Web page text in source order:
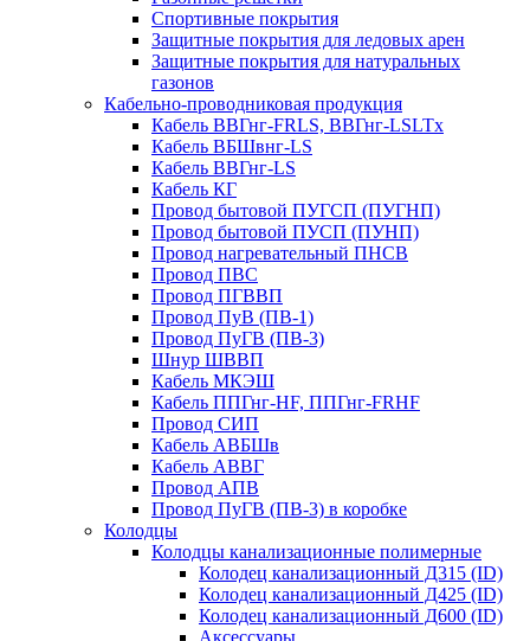
Спортивные покрытия
Защитные покрытия для ледовых арен
Защитные покрытия для натуральных
газонов
Кабельно-проводниковая продукция
Кабель ВВГнг-FRLS, ВВГнг-LSLTx
Кабель ВБШвнг-LS
Кабель ВВГнг-LS
Кабель КГ
Провод бытовой ПУГСП (ПУГНП)
Провод бытовой ПУСП (ПУНП)
Провод нагревательный ПНСВ
Провод ПВС
Провод ПГВВП
Провод ПуВ (ПВ-1)
Провод ПуГВ (ПВ-3)
Шнур ШВВП
Кабель МКЭШ
Кабель ППГнг-HF, ППГнг-FRHF
Провод СИП
Кабель АВБШв
Кабель АВВГ
Провод АПВ
Провод ПуГВ (ПВ-3) в коробке
Колодцы
Колодцы канализационные полимерные
Колодец канализационный Д315 (ID)
Колодец канализационный Д425 (ID)
Колодец канализационный Д600 (ID)
Аксессуары